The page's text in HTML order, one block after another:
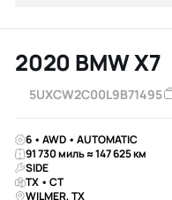
2020 BMW X7
5UXCW2C00L9B71495
6 • AWD • AUTOMATIC
91 730 миль ≈ 147 625 км
SIDE
TX • CT
WILMER, TX